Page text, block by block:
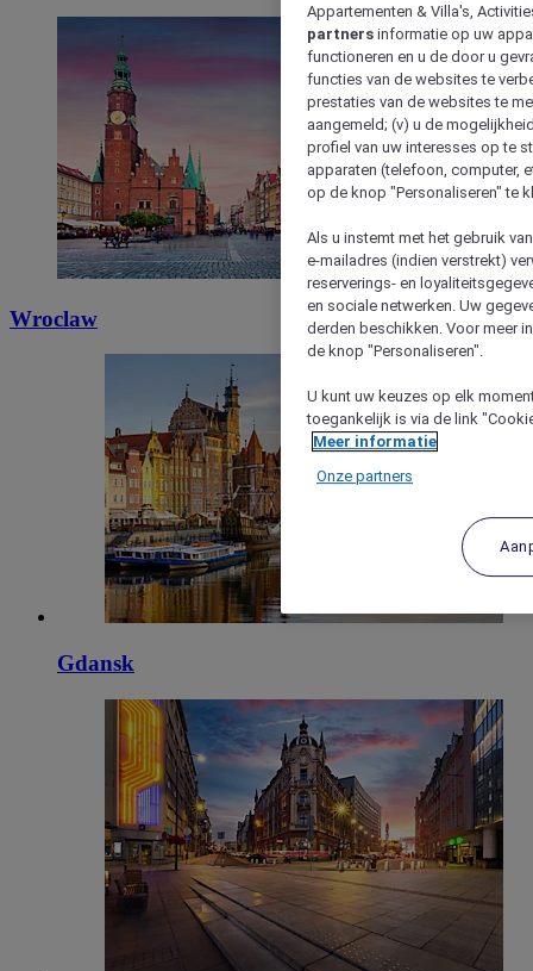
Wroclaw
Gdansk
Appartementen & Villa's,
partners informatie op uw
functioneren en u de door u
functies van de websites te
prestaties van de websites te
aangemeld; (v) u de
profiel van uw interesses op te
apparaten (telefoon, computer,
op de knop "Personaliseren" te
Als u instemt met het gebruik
e-mailadres (indien verstrekt)
reserverings- en
en sociale netwerken. Uw
derden beschikken. Voor meer
de knop "Personaliseren".
U kunt uw keuzes op elk
toegankelijk is via de link
Meer informatie
Onze partners